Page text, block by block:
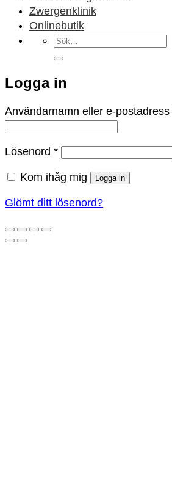
Zwergenklinik
Onlinebutik
Sök
efter:
Logga in
Användarnamn eller e-postadress
Lösenord *Obligatoriskt
Kom ihåg mig Logga in
Glömt ditt lösenord?